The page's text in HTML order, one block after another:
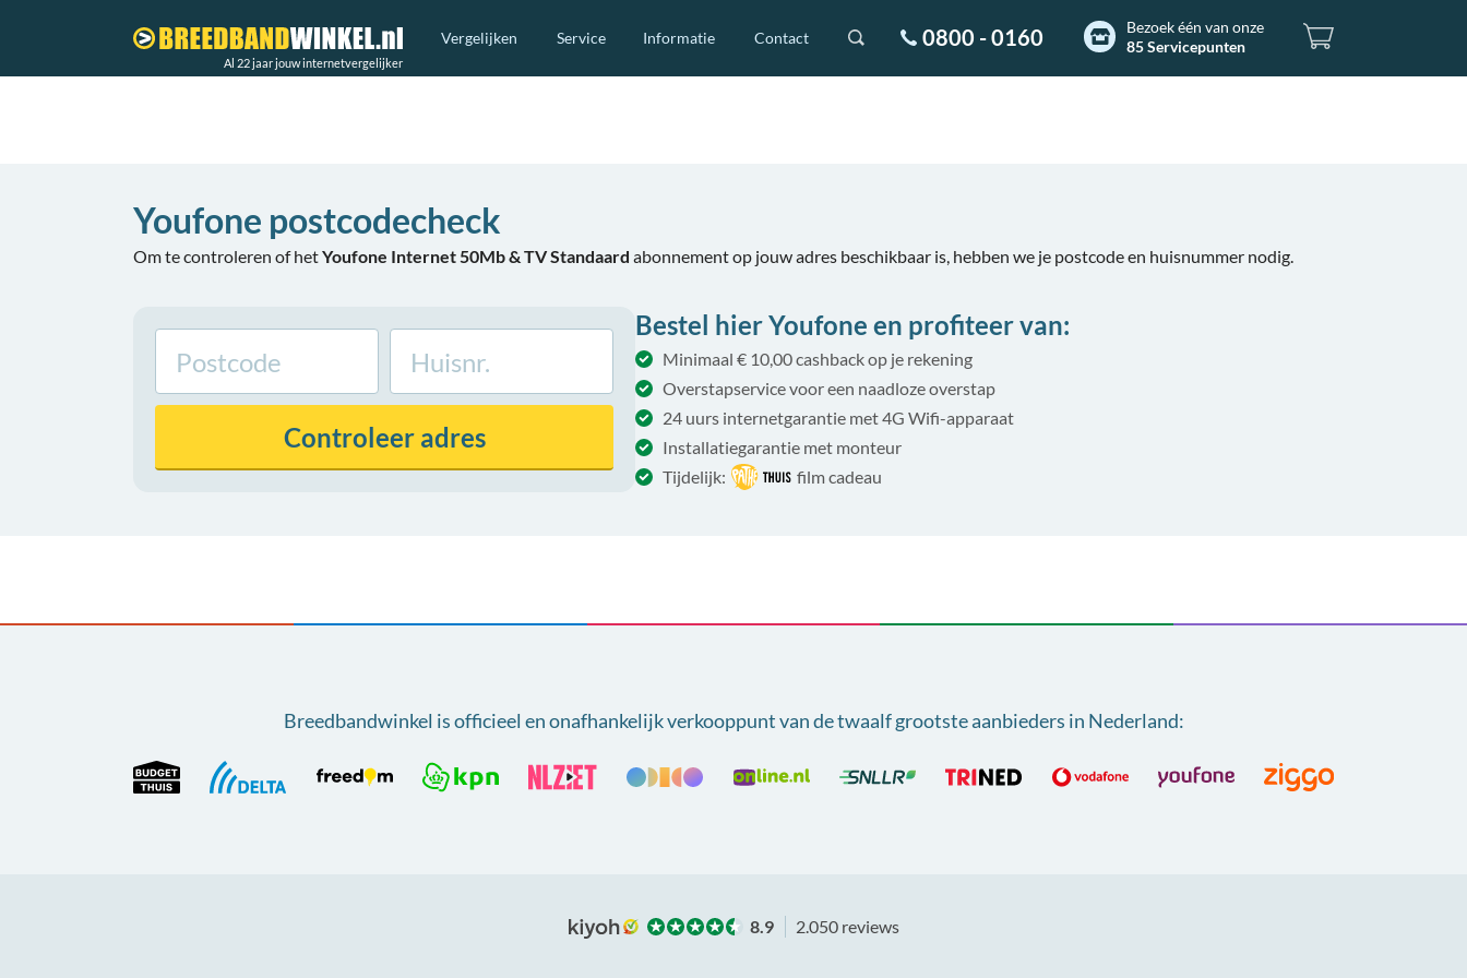
Al 22 jaar jouw internetvergelijker
Vergelijken Service Informatie Contact 0800 - 0160
Bezoek één van onze
85 Servicepunten
Youfone postcodecheck
Om te controleren of hetYoufone Internet 50Mb & TV Standaard abonnement op jouw adres beschikbaar is, hebben we je postcode en huisnummer nodig.
Controleeradres
Bestel hier Youfone en profiteer van:
Minimaal € 10,00 cashback op je rekening
Overstapservice voor een naadloze overstap
24 uurs internetgarantie met 4G Wifi-apparaat
Installatiegarantie met monteur
Tijdelijk:
film cadeau
Breedbandwinkel is officieel en onafhankelijk verkooppunt vande twaalf grootste aanbieders in Nederland:
8.9 2.050 reviews